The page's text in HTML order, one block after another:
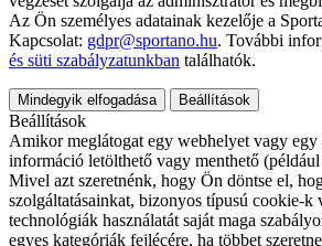
Az Ön személyes adatainak kezelője a
Kapcsolat: gdpr@sportano.hu. További
és süti szabályzatunkban találhatók.
Mindegyik elfogadása Beállítások
Beállítások
Amikor meglátogat egy webhelyet vagy egy
információ letölthető vagy menthető
Mivel azt szeretnénk, hogy Ön döntse el,
szolgáltatásainkat, bizonyos típusú cookie-k
technológiák használatát saját maga
egyes kategóriák fejlécére, ha többet